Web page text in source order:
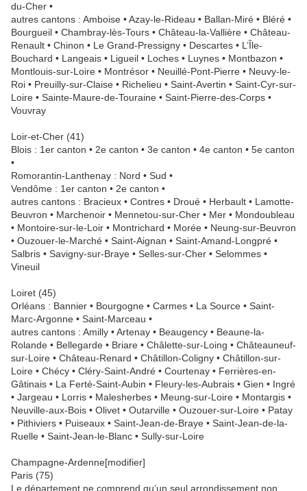
du-Cher •
autres cantons : Amboise • Azay-le-Rideau • Ballan-Miré • Bléré •
Bourgueil • Chambray-lès-Tours • Château-la-Vallière • Château-
Renault • Chinon • Le Grand-Pressigny • Descartes • L’Île-
Bouchard • Langeais • Ligueil • Loches • Luynes • Montbazon •
Montlouis-sur-Loire • Montrésor • Neuillé-Pont-Pierre • Neuvy-le-
Roi • Preuilly-sur-Claise • Richelieu • Saint-Avertin • Saint-Cyr-sur-
Loire • Sainte-Maure-de-Touraine • Saint-Pierre-des-Corps •
Vouvray
Loir-et-Cher (41)
Blois : 1er canton • 2e canton • 3e canton • 4e canton • 5e canton
•
Romorantin-Lanthenay : Nord • Sud •
Vendôme : 1er canton • 2e canton •
autres cantons : Bracieux • Contres • Droué • Herbault • Lamotte-
Beuvron • Marchenoir • Mennetou-sur-Cher • Mer • Mondoubleau
• Montoire-sur-le-Loir • Montrichard • Morée • Neung-sur-Beuvron
• Ouzouer-le-Marché • Saint-Aignan • Saint-Amand-Longpré •
Salbris • Savigny-sur-Braye • Selles-sur-Cher • Selommes •
Vineuil
Loiret (45)
Orléans : Bannier • Bourgogne • Carmes • La Source • Saint-
Marc-Argonne • Saint-Marceau •
autres cantons : Amilly • Artenay • Beaugency • Beaune-la-
Rolande • Bellegarde • Briare • Châlette-sur-Loing • Châteauneuf-
sur-Loire • Château-Renard • Châtillon-Coligny • Châtillon-sur-
Loire • Chécy • Cléry-Saint-André • Courtenay • Ferrières-en-
Gâtinais • La Ferté-Saint-Aubin • Fleury-les-Aubrais • Gien • Ingré
• Jargeau • Lorris • Malesherbes • Meung-sur-Loire • Montargis •
Neuville-aux-Bois • Olivet • Outarville • Ouzouer-sur-Loire • Patay
• Pithiviers • Puiseaux • Saint-Jean-de-Braye • Saint-Jean-de-la-
Ruelle • Saint-Jean-le-Blanc • Sully-sur-Loire
Champagne-Ardenne[modifier]
Paris (75)
Le département ne comprend qu’un seul arrondissement non